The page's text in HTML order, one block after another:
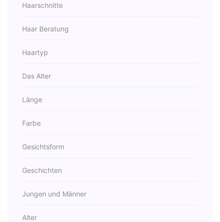
Haarschnitte
Haar Beratung
Haartyp
Das Alter
Länge
Farbe
Gesichtsform
Geschichten
Jungen und Männer
Alter